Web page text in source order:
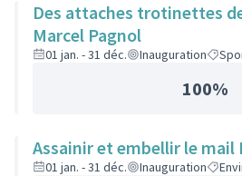
Des attaches trotinettes
Marcel Pagnol
01 jan. - 31 déc. Inauguration
100%
Assainir et embellir le
01 jan. - 31 déc. Inauguration